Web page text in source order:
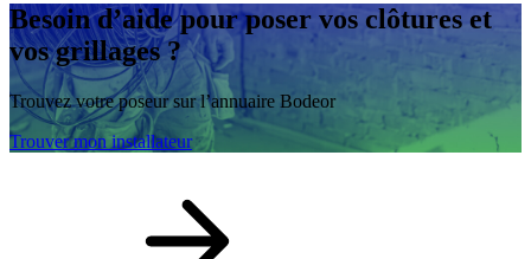
Besoin d’aidepour poser vos clôtures et
vos grillages ?
Trouvez votre poseur sur l’annuaire Bodeor
Trouver mon installateur